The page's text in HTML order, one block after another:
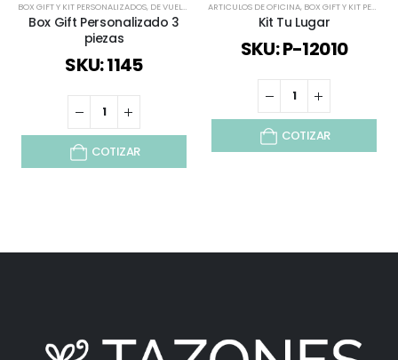
BOX GIFT Y KIT PERSONALIZADOS, DE VUELTA AL COLEGIO ,ESPECIAL DÍA DEL PROFESOR,
Box Gift Personalizado 3
piezas
SKU: 1145
COTIZAR
ARTICULOS DE OFICINA, BOX GIFT Y KIT PERSONALIZADOS
Kit Tu Lugar
SKU: P-12010
COTIZAR